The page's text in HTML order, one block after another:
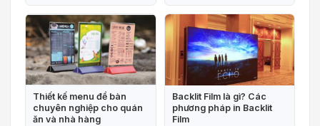
Thiết kế menu để bàn
chuyên nghiệp cho quán
ăn và nhà hàng
Backlit Film là gì? Các
phương pháp in Backlit
Film